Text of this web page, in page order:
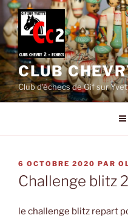
Aller
au
contenu
principal
CLUB
Club d'échecs de Gif sur
PUBLIÉ
LE
6 OCTOBRE 2020 PAR
Challenge blitz
le challenge blitz repart